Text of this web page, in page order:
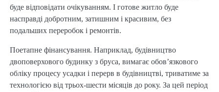
буде відповідати очікуванням. І готове житло буде
насправді добротним, затишним і красивим, без
подальших переробок і ремонтів.
Поетапне фінансування. Наприклад, будівництво
двоповерхового будинку з бруса, вимагає обов’язкового
обліку процесу усадки і перерв в будівництві, триватиме за
технологією від трьох-шести місяців до року. За цей період